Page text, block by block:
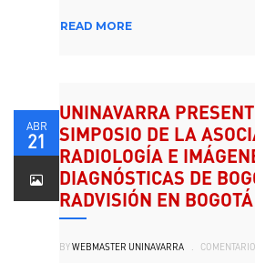
READ MORE
ABR
21
UNINAVARRA PRESENTE EN EL 23°
SIMPOSIO DE LA
RADIOLOGÍA E
DIAGNÓSTICAS DE
RADVISIÓN EN BOGOTÁ
BYWEBMASTER UNINAVARRA